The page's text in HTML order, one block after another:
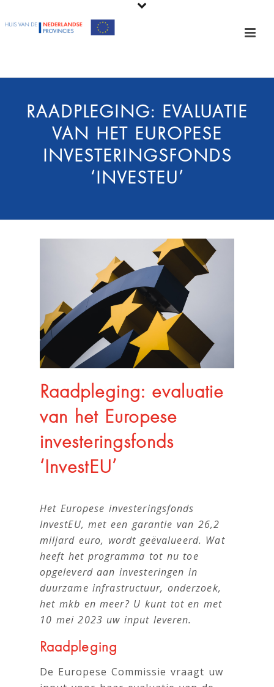
RAADPLEGING: EVALUATIE
VAN HET EUROPESE
INVESTERINGSFONDS
‘INVESTEU’
Raadpleging: evaluatie
van het Europese
investeringsfonds
‘InvestEU’
Het Europese investeringsfonds
InvestEU, met een garantie van 26,2
miljard euro, wordt geëvalueerd. Wat
heeft het programma tot nu toe
opgeleverd aan investeringen in
duurzame infrastructuur, onderzoek,
het mkb en meer? U kunt tot en met
10 mei 2023 uw input leveren.
Raadpleging
De Europese Commissie vraagt uw